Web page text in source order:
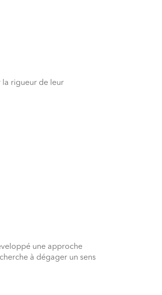
la rigueur de leur
une approche
à dégager un sens